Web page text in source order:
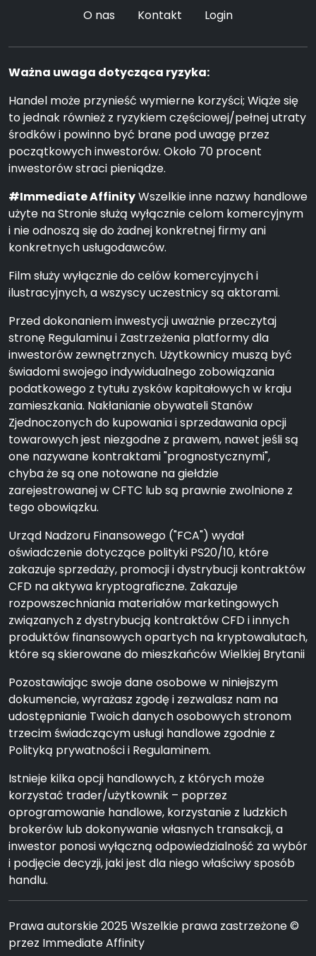
O nas Kontakt Login
Ważna uwaga dotycząca ryzyka:
Handel może przynieść wymierne korzyści; Wiąże się
to jednak również z ryzykiem częściowej/pełnej utraty
środków i powinno być brane pod uwagę przez
początkowych inwestorów. Około 70 procent
inwestorów straci pieniądze.
#Immediate AffinityWszelkie inne nazwy handlowe
użyte na Stronie służą wyłącznie celom komercyjnym
i nie odnoszą się do żadnej konkretnej firmy ani
konkretnych usługodawców.
Film służy wyłącznie do celów komercyjnych i
ilustracyjnych, a wszyscy uczestnicy są aktorami.
Przed dokonaniem inwestycji uważnie przeczytaj
stronę Regulaminu i Zastrzeżenia platformy dla
inwestorów zewnętrznych. Użytkownicy muszą być
świadomi swojego indywidualnego zobowiązania
podatkowego z tytułu zysków kapitałowych w kraju
zamieszkania. Nakłanianie obywateli Stanów
Zjednoczonych do kupowania i sprzedawania opcji
towarowych jest niezgodne z prawem, nawet jeśli są
one nazywane kontraktami "prognostycznymi",
chyba że są one notowane na giełdzie
zarejestrowanej w CFTC lub są prawnie zwolnione z
tego obowiązku.
Urząd Nadzoru Finansowego ("FCA") wydał
oświadczenie dotyczące polityki PS20/10, które
zakazuje sprzedaży, promocji i dystrybucji kontraktów
CFD na aktywa kryptograficzne. Zakazuje
rozpowszechniania materiałów marketingowych
związanych z dystrybucją kontraktów CFD i innych
produktów finansowych opartych na kryptowalutach,
które są skierowane do mieszkańców Wielkiej Brytanii
Pozostawiając swoje dane osobowe w niniejszym
dokumencie, wyrażasz zgodę i zezwalasz nam na
udostępnianie Twoich danych osobowych stronom
trzecim świadczącym usługi handlowe zgodnie z
Polityką prywatności i Regulaminem.
Istnieje kilka opcji handlowych, z których może
korzystać trader/użytkownik – poprzez
oprogramowanie handlowe, korzystanie z ludzkich
brokerów lub dokonywanie własnych transakcji, a
inwestor ponosi wyłączną odpowiedzialność za wybór
i podjęcie decyzji, jaki jest dla niego właściwy sposób
handlu.
Prawa autorskie 2025 Wszelkie prawa zastrzeżone ©
przez Immediate Affinity